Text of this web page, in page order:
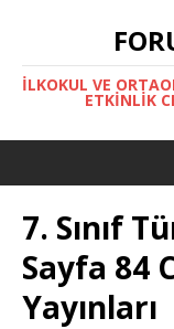
İLKOKUL VE
ETKINLIK
7. Sınıf
Sayfa 84
Yayınları